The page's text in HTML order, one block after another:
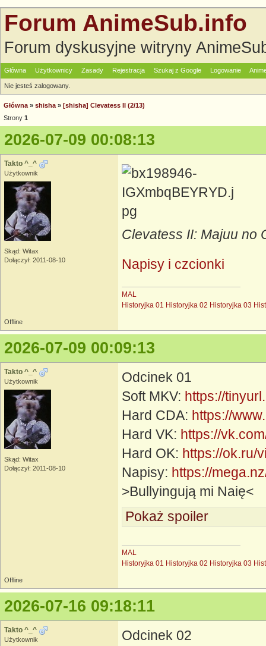
Forum AnimeSub.info
Forum dyskusyjne witryny
Główna Użytkownicy Zasady Rejestracja Szukaj z Google Logowanie
Nie jesteś zalogowany.
Główna » shisha » [shisha] Clevatess II (2/13)
Strony 1
2026-07-09 00:08:13
Takto ^_^
Użytkownik
Skąd: Witax
Dołączył: 2011-08-10
Clevatess II: Majuu no
Napisy i czcionki
MAL
Historyjka 01 Historyjka 02 Historyjka 03
Offline
2026-07-09 00:09:13
Takto ^_^
Użytkownik
Skąd: Witax
Dołączył: 2011-08-10
Odcinek 01
Soft MKV: https://
Hard CDA: https://
Hard VK: https://
Hard OK: https://ok.ru/
Napisy: https://
>Bullyingują mi Naię<
Pokaż spoiler
MAL
Historyjka 01 Historyjka 02 Historyjka 03
Offline
2026-07-16 09:18:11
Takto ^_^
Użytkownik
Odcinek 02